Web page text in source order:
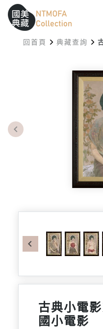
跳到中間主要內容區
網站導覽
:::
:::
回首頁 典藏查詢
Previous
古典小電
國小電影